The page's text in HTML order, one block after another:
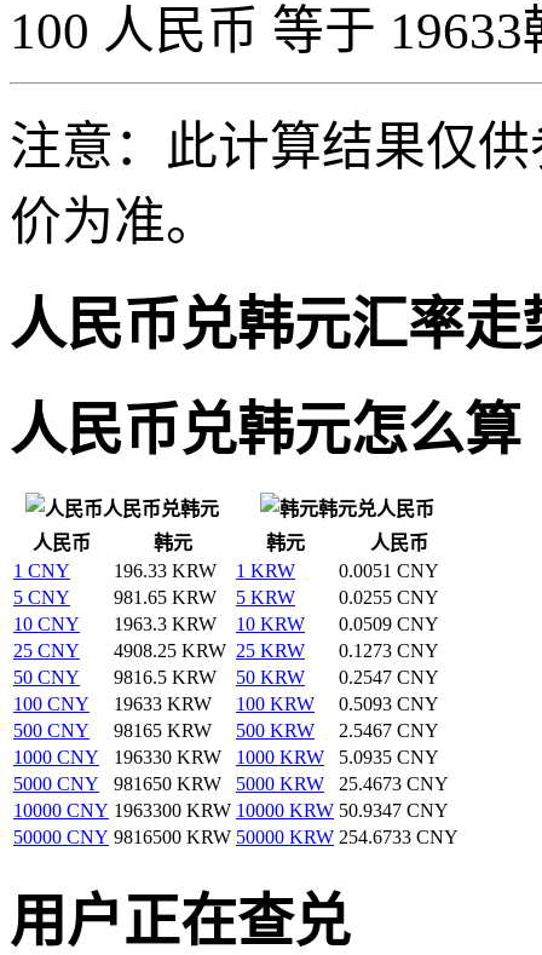
100 人民币 等于
注意：此计算结果仅
价为准。
人民币兑韩元汇率走
人民币兑韩元怎么算
人民币兑韩元
韩元兑人民币
人民币
韩元 韩元
人民币
1 CNY
196.33 KRW 1 KRW
0.0051 CNY
5 CNY
981.65 KRW 5 KRW
0.0255 CNY
10 CNY
1963.3 KRW 10 KRW
0.0509 CNY
25 CNY
4908.25 KRW 25 KRW
0.1273 CNY
50 CNY
9816.5 KRW 50 KRW
0.2547 CNY
100 CNY
19633 KRW 100 KRW
0.5093 CNY
500 CNY
98165 KRW 500 KRW
2.5467 CNY
1000 CNY
196330 KRW 1000 KRW
5.0935 CNY
5000 CNY
981650 KRW 5000 KRW
25.4673 CNY
10000 CNY 1963300 KRW 10000 KRW 50.9347 CNY
50000 CNY 9816500 KRW 50000 KRW 254.6733 CNY
用户正在查兑